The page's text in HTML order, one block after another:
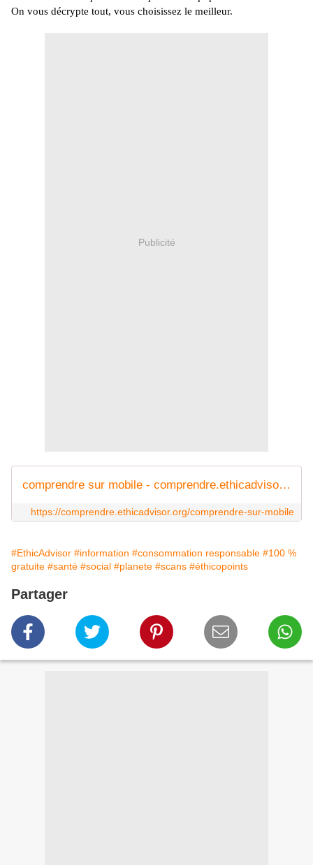
On vous décrypte tout, vous choisissez le meilleur.
Publicité
comprendre sur mobile - comprendre.ethicadvisor.org
https://comprendre.ethicadvisor.org/comprendre-sur-mobile
#EthicAdvisor #information #consommation responsable #100 %
gratuite #santé #social #planete #scans #éthicopoints
Partager